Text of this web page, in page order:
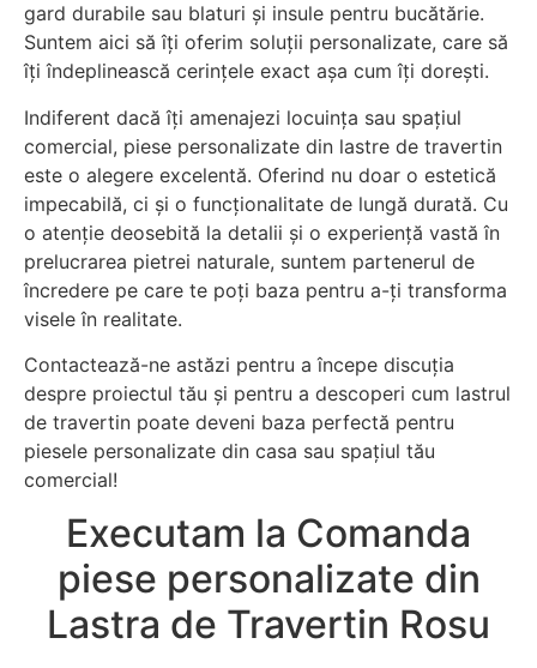
gard durabile sau blaturi și insule pentru bucătărie.
Suntem aici să îți oferim soluții personalizate, care să
îți îndeplinească cerințele exact așa cum îți dorești.
Indiferent dacă îți amenajezi locuința sau spațiul
comercial, piese personalizate din lastre de travertin
este o alegere excelentă. Oferind nu doar o estetică
impecabilă, ci și o funcționalitate de lungă durată. Cu
o atenție deosebită la detalii și o experiență vastă în
prelucrarea pietrei naturale, suntem partenerul de
încredere pe care te poți baza pentru a-ți transforma
visele în realitate.
Contactează-ne astăzi pentru a începe discuția
despre proiectul tău și pentru a descoperi cum lastrul
de travertin poate deveni baza perfectă pentru
piesele personalizate din casa sau spațiul tău
comercial!
Executam la Comanda
piese personalizate din
Lastra de Travertin Rosu